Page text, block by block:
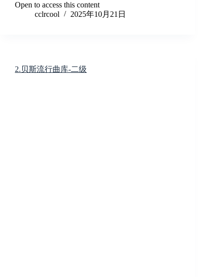
Open to access this content
cclrcool
2025年10月21日
2.贝斯流行曲库-二级